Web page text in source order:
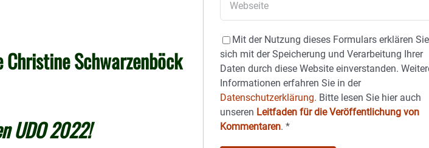
Schwarzenböck
UDO 2022!
Mit der Nutzung dieses Formulars erklären Sie
sich mit der Speicherung und Verarbeitung Ihrer
Daten durch diese Website einverstanden.
Informationen erfahren Sie in der
Datenschutzerklärung. Bitte lesen Sie hier auch
unseren Leitfaden für die Veröffentlichung von
Kommentaren.*